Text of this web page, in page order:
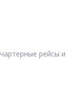
рейсы и